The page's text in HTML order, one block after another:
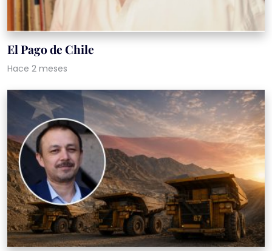
El Pago de Chile
Hace 2 meses